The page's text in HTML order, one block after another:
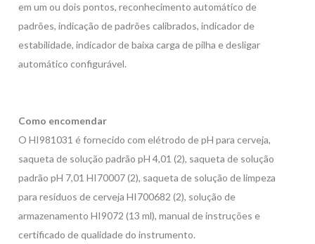
em um ou dois pontos, reconhecimento automático de
padrões, indicação de padrões calibrados, indicador de
estabilidade, indicador de baixa carga de pilha e desligar
automático configurável.
Como encomendar
O HI981031 é fornecido com elétrodo de pH para cerveja,
saqueta de solução padrão pH 4,01 (2), saqueta de solução
padrão pH 7,01 HI70007 (2), saqueta de solução de limpeza
para resíduos de cerveja HI700682 (2), solução de
armazenamento HI9072 (13 ml), manual de instruções e
certificado de qualidade do instrumento.